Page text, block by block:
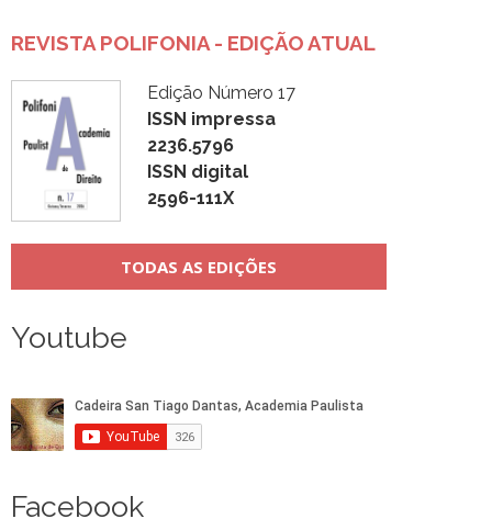
REVISTA POLIFONIA - EDIÇÃO ATUAL
Edição Número 17
ISSN impressa
2236.5796
ISSN digital
2596-111X
TODAS AS EDIÇÕES
Youtube
Facebook